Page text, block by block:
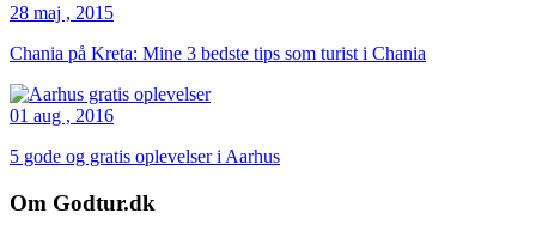
28 maj , 2015
Chania på Kreta: Mine 3 bedste tips som turist i Chania
01 aug , 2016
5 gode og gratis oplevelser i Aarhus
Om Godtur.dk